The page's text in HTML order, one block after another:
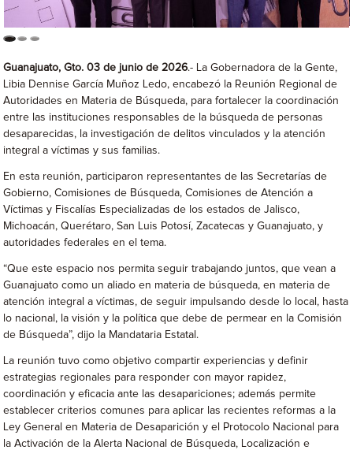
Guanajuato, Gto. 03 de junio de 2026.- La Gobernadora de la Gente,
Libia Dennise García Muñoz Ledo, encabezó la Reunión Regional de
Autoridades en Materia de Búsqueda, para fortalecer la coordinación
entre las instituciones responsables de la búsqueda de personas
desaparecidas, la investigación de delitos vinculados y la atención
integral a víctimas y sus familias.
En esta reunión, participaron representantes de las Secretarías de
Gobierno, Comisiones de Búsqueda, Comisiones de Atención a
Víctimas y Fiscalías Especializadas de los estados de Jalisco,
Michoacán, Querétaro, San Luis Potosí, Zacatecas y Guanajuato, y
autoridades federales en el tema.
“Que este espacio nos permita seguir trabajando juntos, que vean a
Guanajuato como un aliado en materia de búsqueda, en materia de
atención integral a víctimas, de seguir impulsando desde lo local, hasta
lo nacional, la visión y la política que debe de permear en la Comisión
de Búsqueda”, dijo la Mandataria Estatal.
La reunión tuvo como objetivo compartir experiencias y definir
estrategias regionales para responder con mayor rapidez,
coordinación y eficacia ante las desapariciones; además permite
establecer criterios comunes para aplicar las recientes reformas a la
Ley General en Materia de Desaparición y el Protocolo Nacional para
la Activación de la Alerta Nacional de Búsqueda, Localización e